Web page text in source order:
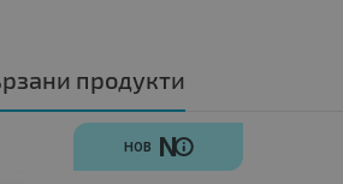
продукти
НОВ N